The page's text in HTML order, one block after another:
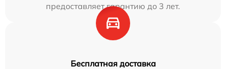
предоставляет гарантию до 3 лет.
Бесплатная доставка